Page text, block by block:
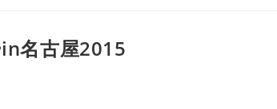
名古屋2015